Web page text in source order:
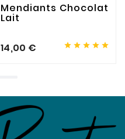
Mendiants Chocolat
Lait
14,00 €     